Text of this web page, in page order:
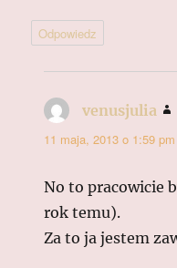
Odpowiedz
venusjulia
11 maja, 2013 o 1:59 pm
No to pracowicie
rok temu).
Za to ja jestem